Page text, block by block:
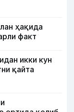
ҳақида
факт
икки кун
қайта